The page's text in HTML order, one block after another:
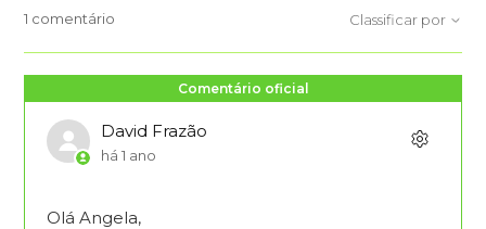
1 comentário Classificar por
Comentário oficial
David Frazão
há 1 ano
Olá Angela,